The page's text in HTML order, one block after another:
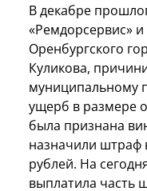
В декабре
«Ремдорсервис»
Оренбургского
Куликова,
муниципальному
ущерб в размере
была признана
назначили штраф
рублей. На
выплатила часть